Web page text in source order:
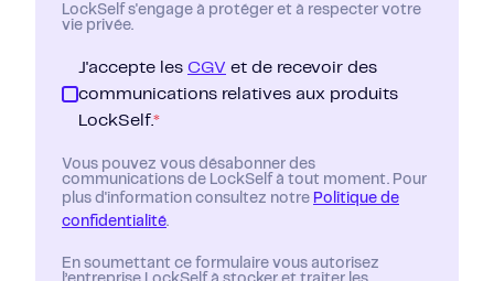
LockSelf s'engage à protéger et à respecter votre
vie privée.
J'accepte les CGV et de recevoir des
communications relatives aux produits
LockSelf.*
Vous pouvez vous désabonner des
communications de LockSelf à tout moment. Pour
plus d'information consultez notre Politique de
confidentialité.
En soumettant ce formulaire vous autorisez